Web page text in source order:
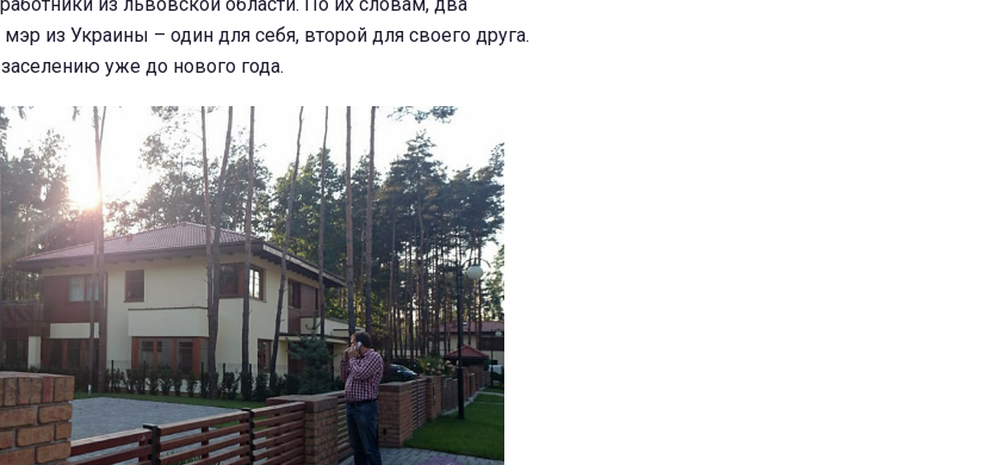
из Украины – один для себя, второй для своего друга.
уже до нового года.